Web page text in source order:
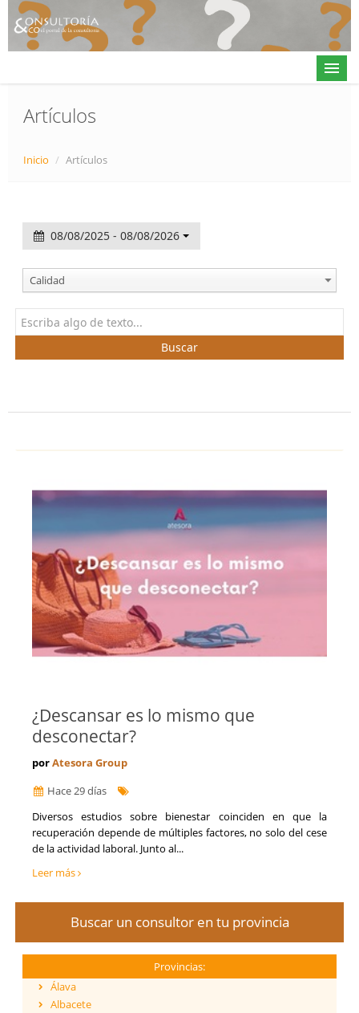
Contacto
𝕏
Artículos
Inicio / Artículos
08/08/2025 - 08/08/2026
Calidad
Buscar
¿Descansar es lo mismo que
desconectar?
porAtesora Group
Hace 29 días
Diversos estudios sobre bienestar coinciden en que la
recuperación depende de múltiples factores, no solo del cese
de la actividad laboral. Junto al...
Leer más
Buscar un consultor en tu provincia
Provincias:
Álava
Albacete